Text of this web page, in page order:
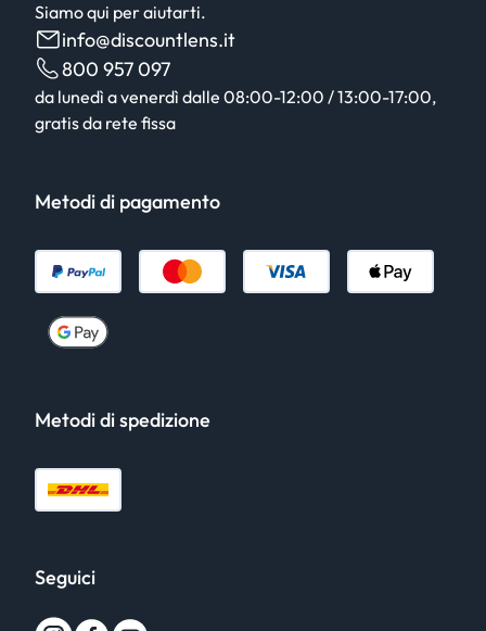
Siamo qui per aiutarti.
info@discountlens.it
800 957 097
da lunedì a venerdì dalle 08:00-12:00 / 13:00-17:00,
gratis da rete fissa
Metodi di pagamento
Metodi di spedizione
Seguici